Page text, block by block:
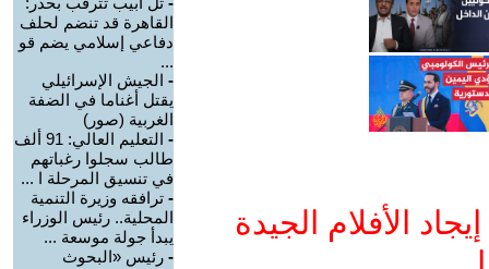
الأفلام الجيدة
القاهرة قد تنضم لحلف
دفاعي إسلامي يضم قو
...
- الجيش الإسرائيلي
يقتل أغناما في الضفة
الغربية (صور)
-
التعليم العالي: 91 ألف
طالب سجلوا رغباتهم
في تنسيق المرحلة ا ...
- ترافقه وزيرة التنمية
المحلية.. رئيس الوزراء
يبدأ جولة موسعة ...
- رئيس «البحوث